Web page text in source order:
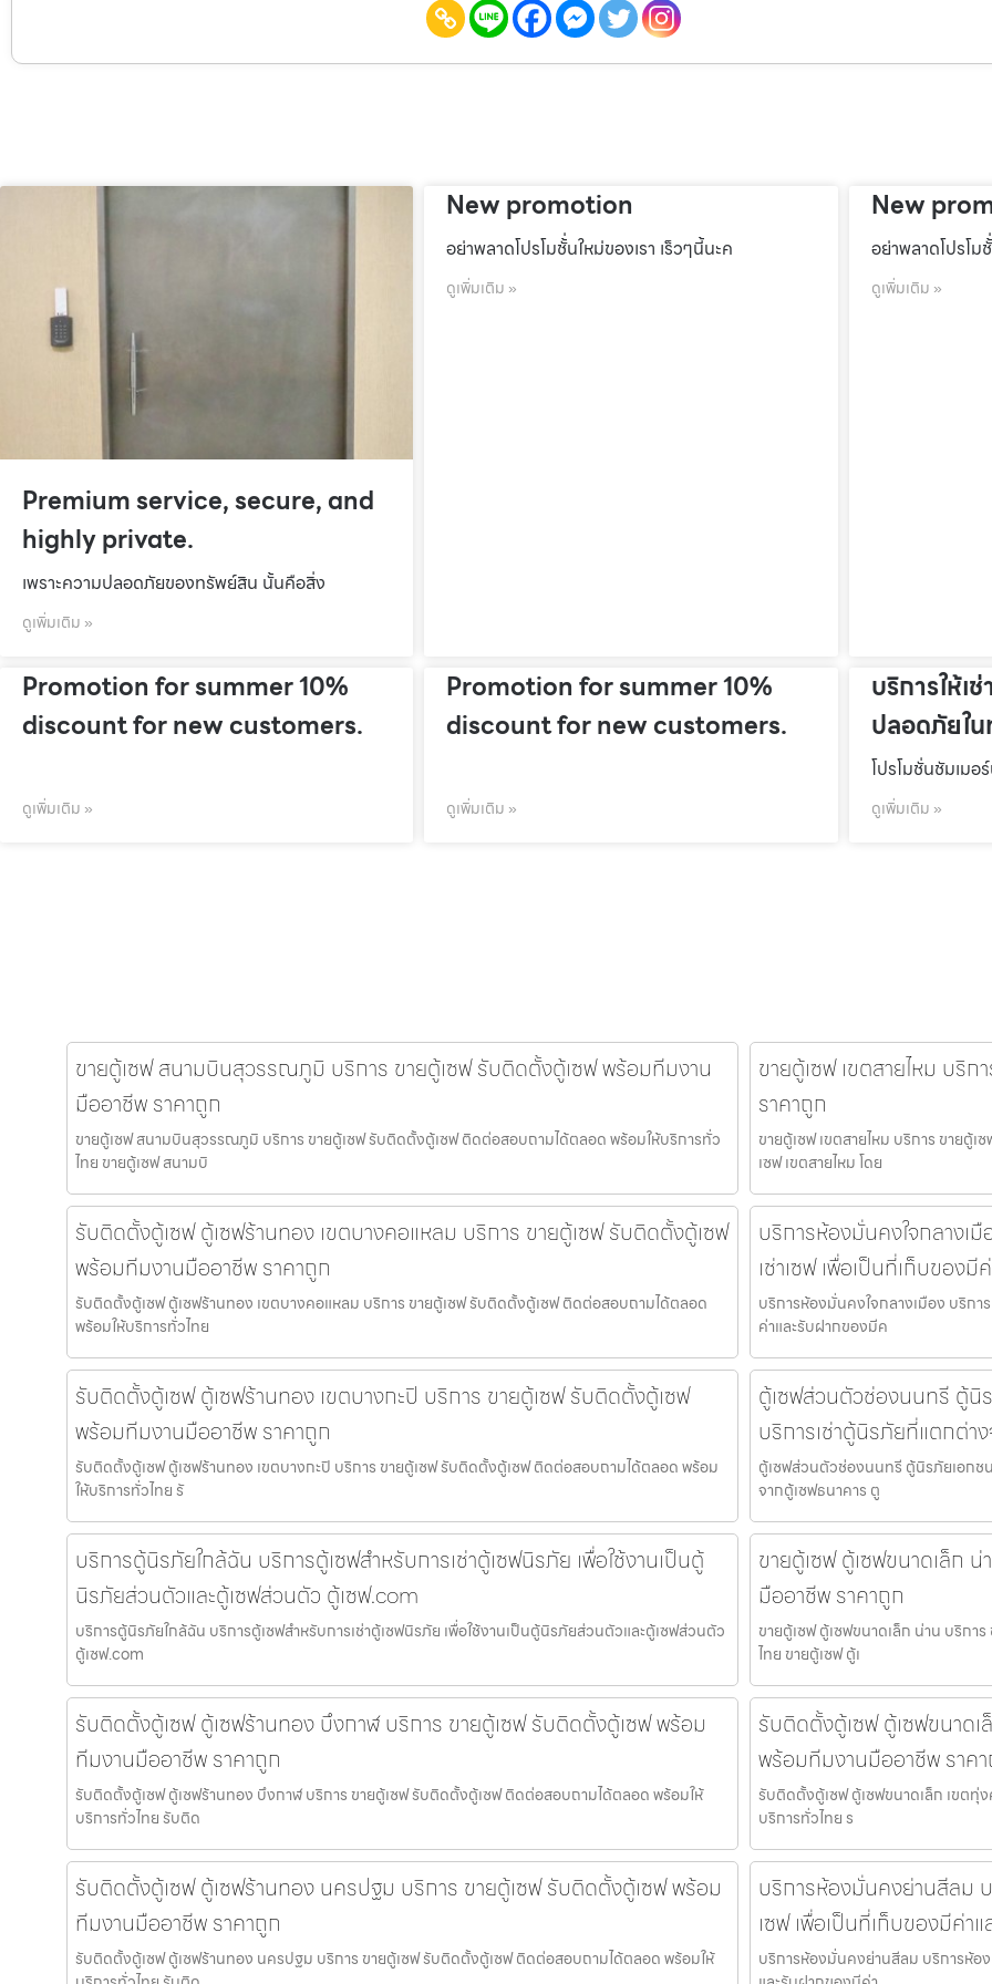
Premium service, secure, and
highly private.
เพราะความปลอดภัยของทรัพย์สิน นั้นคือสิ่ง
ดูเพิ่มเติม »
New promotion
อย่าพลาดโปรโมชั้่นใหม่ของเรา เร็วๆนี้นะค
ดูเพิ่มเติม »
New
อย่าพลาดโปรโม
ดูเพิ่มเติม »
Promotion for summer 10%
discount for new customers.
ดูเพิ่มเติม »
Promotion for summer 10%
discount for new customers.
ดูเพิ่มเติม »
บริการให้เ
ปลอดภัยใ
โปรโมชั่นชัมเมอ
ดูเพิ่มเติม »
ขายตู้เซฟ สนามบินสุวรรณภูมิ บริการ ขายตู้เซฟ รับติดตั้งตู้เซฟ พร้อมทีมงาน
มืออาชีพ ราคาถูก
ขายตู้เซฟ สนามบินสุวรรณภูมิ บริการ ขายตู้เซฟ รับติดตั้งตู้เซฟ ติดต่อสอบถามได้ตลอด พร้อมให้บริการทั่ว
ไทย ขายตู้เซฟ สนามบิ
ขายตู้เซฟ เขตสายไหม บริ
ราคาถูก
ขายตู้เซฟ เขตสายไหม บริการ ขายตู้
เซฟ เขตสายไหม โดย
รับติดตั้งตู้เซฟ ตู้เซฟร้านทอง เขตบางคอแหลม บริการ ขายตู้เซฟ รับติดตั้งตู้เซฟ
พร้อมทีมงานมืออาชีพ ราคาถูก
รับติดตั้งตู้เซฟ ตู้เซฟร้านทอง เขตบางคอแหลม บริการ ขายตู้เซฟ รับติดตั้งตู้เซฟ ติดต่อสอบถามได้ตลอด
พร้อมให้บริการทั่วไทย
บริการห้องมั่นคงใจกลางเ
เช่าเซฟ เพื่อเป็นที่เก็บของ
บริการห้องมั่นคงใจกลางเมือง บริกา
ค่าและรับฝากของมีค
รับติดตั้งตู้เซฟ ตู้เซฟร้านทอง เขตบางกะปิ บริการ ขายตู้เซฟ รับติดตั้งตู้เซฟ
พร้อมทีมงานมืออาชีพ ราคาถูก
รับติดตั้งตู้เซฟ ตู้เซฟร้านทอง เขตบางกะปิ บริการ ขายตู้เซฟ รับติดตั้งตู้เซฟ ติดต่อสอบถามได้ตลอด พร้อม
ให้บริการทั่วไทย รั
ตู้เซฟส่วนตัวช่องนนทรี ตู้นิร
บริการเช่าตู้นิรภัยที่แตกต่า
ตู้เซฟส่วนตัวช่องนนทรี ตู้นิรภัยเอกช
จากตู้เซฟธนาคาร ตู
บริการตู้นิรภัยใกล้ฉัน บริการตู้เซฟสำหรับการเช่าตู้เซฟนิรภัย เพื่อใช้งานเป็นตู้
นิรภัยส่วนตัวและตู้เซฟส่วนตัว ตู้เซฟ.com
บริการตู้นิรภัยใกล้ฉัน บริการตู้เซฟสำหรับการเช่าตู้เซฟนิรภัย เพื่อใช้งานเป็นตู้นิรภัยส่วนตัวและตู้เซฟส่วนตัว
ตู้เซฟ.com
ขายตู้เซฟ ตู้เซฟขนาดเล็ก
มืออาชีพ ราคาถูก
ขายตู้เซฟ ตู้เซฟขนาดเล็ก น่าน บริก
ไทย ขายตู้เซฟ ตู้เ
รับติดตั้งตู้เซฟ ตู้เซฟร้านทอง บึงกาฬ บริการ ขายตู้เซฟ รับติดตั้งตู้เซฟ พร้อม
ทีมงานมืออาชีพ ราคาถูก
รับติดตั้งตู้เซฟ ตู้เซฟร้านทอง บึงกาฬ บริการ ขายตู้เซฟ รับติดตั้งตู้เซฟ ติดต่อสอบถามได้ตลอด พร้อมให้
บริการทั่วไทย รับติด
รับติดตั้งตู้เซฟ ตู้เซฟขนาด
พร้อมทีมงานมืออาชีพ ราค
รับติดตั้งตู้เซฟ ตู้เซฟขนาดเล็ก เขตทุ่
บริการทั่วไทย ร
รับติดตั้งตู้เซฟ ตู้เซฟร้านทอง นครปฐม บริการ ขายตู้เซฟ รับติดตั้งตู้เซฟ พร้อม
ทีมงานมืออาชีพ ราคาถูก
รับติดตั้งตู้เซฟ ตู้เซฟร้านทอง นครปฐม บริการ ขายตู้เซฟ รับติดตั้งตู้เซฟ ติดต่อสอบถามได้ตลอด พร้อมให้
บริการห้องมั่นคงย่านสีลม
เซฟ เพื่อเป็นที่เก็บของมีค่า
บริการห้องมั่นคงย่านสีลม บริการห้อ